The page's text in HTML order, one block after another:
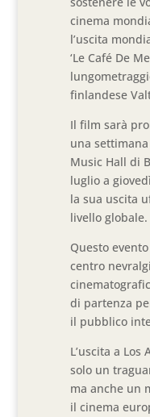
cinema
l’uscita
‘Le Café De
finlandese
Il film sarà
una
Music Hall di
luglio a
la sua uscita
livello globale.
Questo
centro
di partenza
il pubblico
L’uscita a
solo un
ma anche un
il cinema